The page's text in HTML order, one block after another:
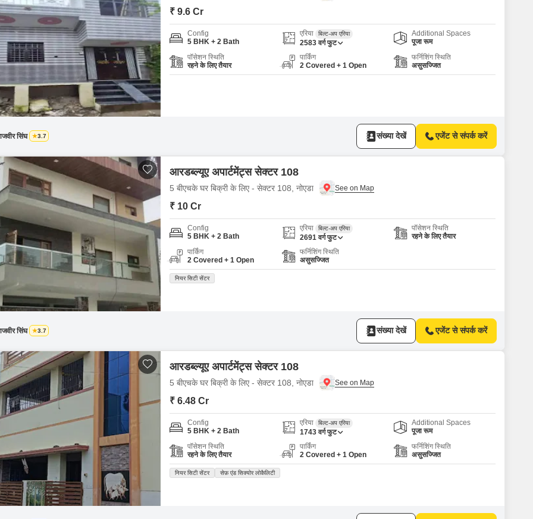
False Ceiling Design
TV Unit Design
Wall Paint Design
Wall Design
Window Design
Tiles Design
Kitchen Tiles Design
Kitchen False Ceiling Design
Staircase Design
Door Design
Crockery Unit Design
Study Room Design
Mortgage Partnerships
SuperAgent Pro
₹ 9.6 Cr
Config
5 BHK + 2 Bath
एरिया बिल्ट-अप एरिया
2583 वर्ग फुट
Additional Spaces
पूजा रूम
पॉसेशन स्थिति
रहने के लिए तैयार
पार्किंग
2 Covered + 1 Open
फर्निशिंग स्थिति
असुसज्जित
सिंघ 3.7 संख्या देखें एजेंट से संपर्क करें
आरडब्ल्यूए अपार्टमेंट्स सेक्टर 108
5 बीएचके घर बिक्री के लिए - सेक्टर 108, नोएडा
₹ 10 Cr
Config
5 BHK + 2 Bath
एरिया बिल्ट-अप एरिया
2691 वर्ग फुट
पॉसेशन स्थिति
रहने के लिए तैयार
पार्किंग
2 Covered + 1 Open
फर्निशिंग स्थिति
असुसज्जित
नियर सिटी सेंटर
सिंघ 3.7 संख्या देखें एजेंट से संपर्क करें
आरडब्ल्यूए अपार्टमेंट्स सेक्टर 108
5 बीएचके घर बिक्री के लिए - सेक्टर 108, नोएडा
₹ 6.48 Cr
Config
5 BHK + 2 Bath
एरिया बिल्ट-अप एरिया
1743 वर्ग फुट
Additional Spaces
पूजा रूम
पॉसेशन स्थिति
रहने के लिए तैयार
पार्किंग
2 Covered + 1 Open
फर्निशिंग स्थिति
असुसज्जित
नियर सिटी सेंटर सेफ़ एंड सिक्योर लोकैलिटी